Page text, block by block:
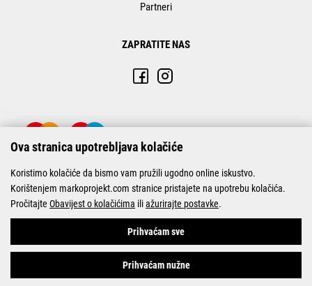
Partneri
ZAPRATITE NAS
© Marko-Projekt 2026
Ova stranica upotrebljava kolačiće
Koristimo kolačiće da bismo vam pružili ugodno online iskustvo.
Korištenjem markoprojekt.com stranice pristajete na upotrebu kolačića.
Pročitajte Obavijest o kolačićima iliažurirajte postavke.
Prihvaćam sve
Prihvaćam nužne